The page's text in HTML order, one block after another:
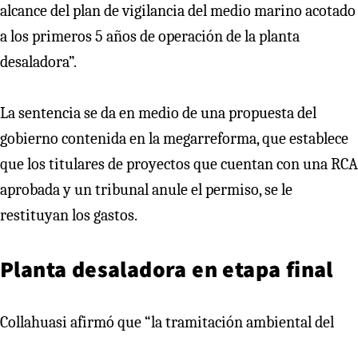
alcance del plan de vigilancia del medio marino acotado
a los primeros 5 años de operación de la planta
desaladora”.
La sentencia se da en medio de una propuesta del
gobierno contenida en la megarreforma, que establece
que los titulares de proyectos que cuentan con una RCA
aprobada y un tribunal anule el permiso, se le
restituyan los gastos.
Planta desaladora en etapa final
Collahuasi afirmó que “la tramitación ambiental del